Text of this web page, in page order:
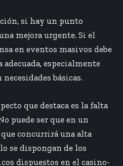
si hay un punto
mejora urgente. Si el
en eventos masivos debe
especialmente
básicas.
que destaca es la falta
puede ser que en un
que concurrirá una alta
se dispongan de los
dispuestos en el casino-